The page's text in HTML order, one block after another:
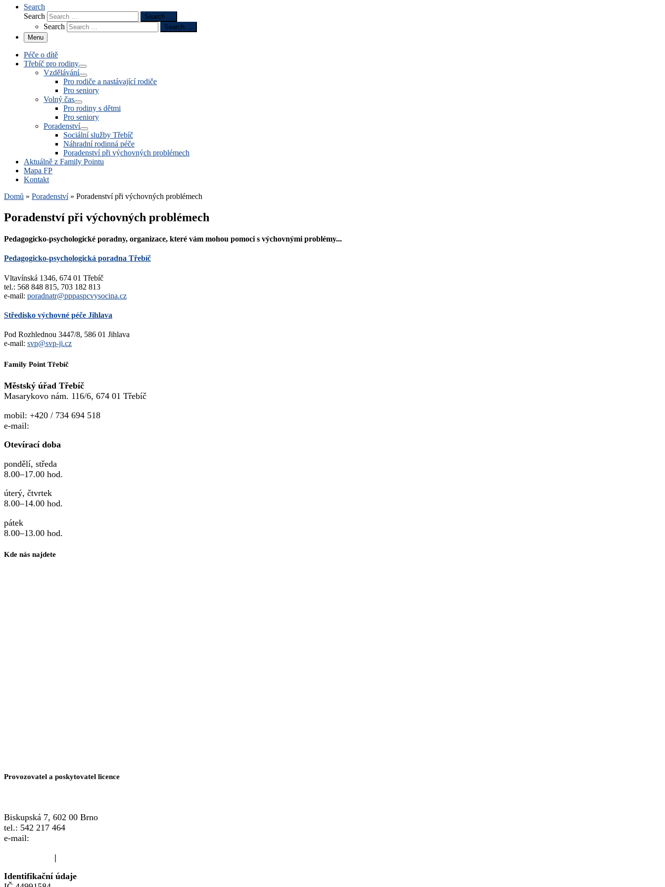
Search
Search
Search …
Search
Search …
Menu
Péče o dítě
Třebíč pro rodiny
Vzdělávání
Pro rodiče a nastávající rodiče
Pro seniory
Volný čas
Pro rodiny s dětmi
Pro seniory
Poradenství
Sociální služby Třebíč
Náhradní rodinná péče
Poradenství při výchovných problémech
Aktuálně z Family Pointu
Mapa FP
Kontakt
Domů » Poradenství » Poradenství při výchovných problémech
Poradenství při výchovných problémech
Pedagogicko-psychologické poradny, organizace, které vám mohou pomoci s výchovnými problémy...
Pedagogicko-psychologická poradna Třebíč
Vltavínská 1346, 674 01 Třebíč
tel.: 568 848 815, 703 182 813
e-mail: poradnatr@pppaspcvysocina.cz
Středisko výchovné péče Jihlava
Pod Rozhlednou 3447/8, 586 01 Jihlava
e-mail: svp@svp-ji.cz
Family Point Třebíč
Městský úřad Třebíč
Masarykovo nám. 116/6, 674 01 Třebíč
mobil: +420 / 734 694 518
e-mail:
Otevírací doba
pondělí, středa
8.00–17.00 hod.
úterý, čtvrtek
8.00–14.00 hod.
pátek
8.00–13.00 hod.
Kde nás najdete
Provozovatel a poskytovatel licence
Biskupská 7, 602 00 Brno
tel.: 542 217 464
e-mail:
|
Identifikační údaje